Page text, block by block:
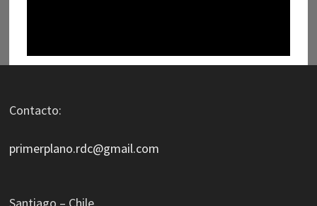
Contacto:
primerplano.rdc@gmail.com
Santiago – Chile